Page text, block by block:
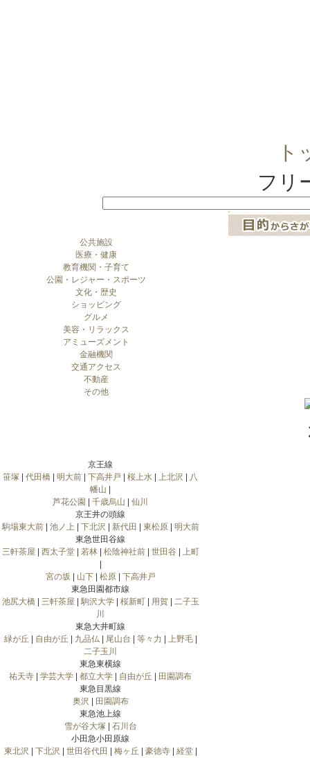
ト
フリ
公共施設
医療・健康
教育機関・子育て
公園・レジャー・スポーツ
文化・歴史
ショッピング
グルメ
美容・リラックス
アミューズメント
金融機関
交通アクセス
不動産
その他
京王線
笹塚
代田橋 明大前 下高井戸 桜上水 上北沢
八
幡山
芦花公園
千歳烏山
仙川
京王井の頭線
駒場東大前| 池ノ上 下北沢 新代田 東松原| 明大前
東急世田谷線
三軒茶屋
西太子堂| 若林| 松陰神社前| 世田谷
上町
宮の坂
山下| 松原| 下高井戸
東急田園都市線
池尻大橋| 三軒茶屋 駒沢大学| 桜新町| 用賀| 二子玉
川
東急大井町線
緑が丘
自由が丘 九品仏| 尾山台 等々力 上野毛|
二子玉川
東急東横線
祐天寺
学芸大学 都立大学 自由が丘
田園調布
東急目黒線
奥沢
田園調布
東急池上線
雪が谷大塚| 石川台
小田急小田原線
東北沢
下北沢 世田谷代田 梅ヶ丘 豪徳寺| 経堂|